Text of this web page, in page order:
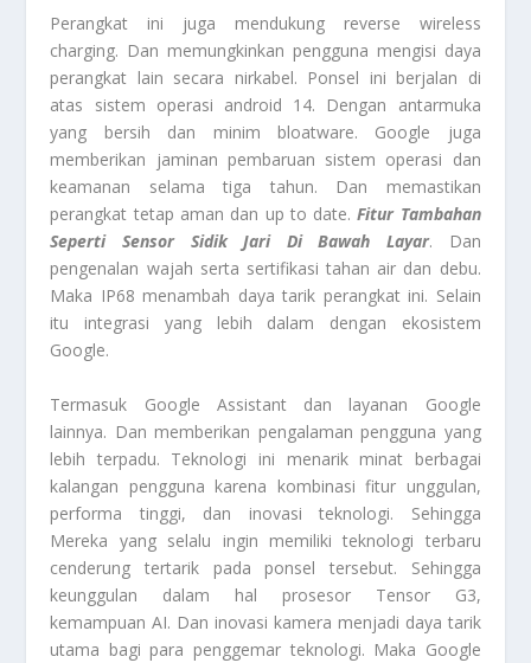
Perangkat ini juga mendukung reverse wireless
charging. Dan memungkinkan pengguna mengisi daya
perangkat lain secara nirkabel. Ponsel ini berjalan di
atas sistem operasi android 14. Dengan antarmuka
yang bersih dan minim bloatware. Google juga
memberikan jaminan pembaruan sistem operasi dan
keamanan selama tiga tahun. Dan memastikan
perangkat tetap aman dan up to date.Fitur Tambahan
Seperti Sensor Sidik Jari Di Bawah Layar. Dan
pengenalan wajah serta sertifikasi tahan air dan debu.
Maka IP68 menambah daya tarik perangkat ini. Selain
itu integrasi yang lebih dalam dengan ekosistem
Google.
Termasuk Google Assistant dan layanan Google
lainnya. Dan memberikan pengalaman pengguna yang
lebih terpadu. Teknologi ini menarik minat berbagai
kalangan pengguna karena kombinasi fitur unggulan,
performa tinggi, dan inovasi teknologi. Sehingga
Mereka yang selalu ingin memiliki teknologi terbaru
cenderung tertarik pada ponsel tersebut. Sehingga
keunggulan dalam hal prosesor Tensor G3,
kemampuan AI. Dan inovasi kamera menjadi daya tarik
utama bagi para penggemar teknologi. Maka Google